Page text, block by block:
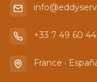
+33 7 49 60
France ·